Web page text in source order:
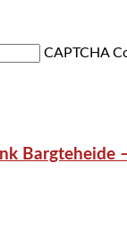
CAPTCHA
Bargteheide